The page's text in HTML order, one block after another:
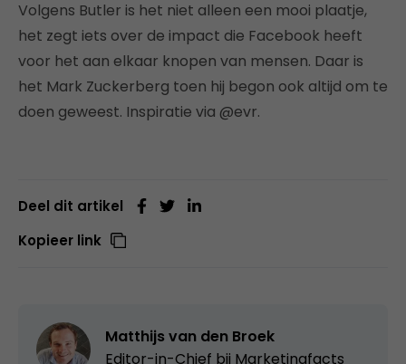
Volgens Butler is het niet alleen een mooi plaatje,
het zegt iets over de impact die Facebook heeft
voor het aan elkaar knopen van mensen. Daar is
het Mark Zuckerberg toen hij begon ook altijd om te
doen geweest. Inspiratie via @evr.
Deel dit artikel
Kopieer link
Matthijs van den Broek
Editor-in-Chief bij Marketingfacts